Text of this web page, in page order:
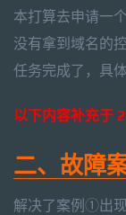
本打算去申请一
没有拿到域名的
任务完成了，具
以下内容补充于
二、故障
解决了案例①出